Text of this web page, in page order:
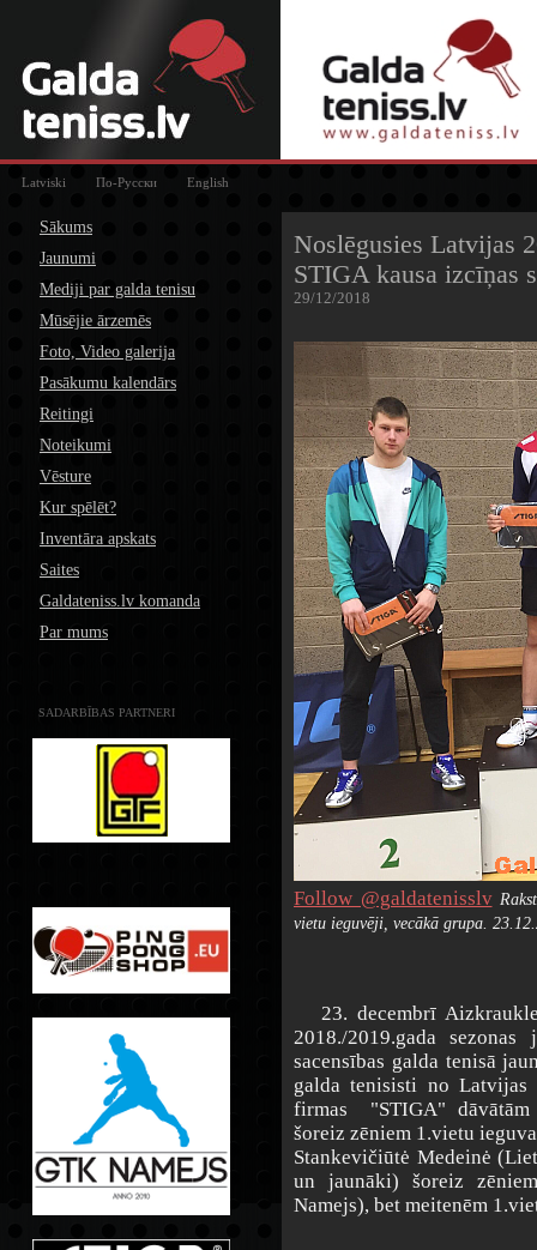
Latviski По-Русски English
Sākums
Jaunumi
Mediji par galda tenisu
Mūsējie ārzemēs
Foto, Video galerija
Pasākumu kalendārs
Reitingi
Noteikumi
Vēsture
Kur spēlēt?
Inventāra apskats
Saites
Galdateniss.lv komanda
Par mums
SADARBĪBAS PARTNERI
Noslēgusies Latvijas
STIGA kausa izcīņas
29/12/2018
Follow @galdatenisslv
vietu ieguvēji, vecākā grupa.
23. decembrī
2018./2019.gada
sacensības galda tenisā
galda tenisisti no Latvijas
firmas "STIGA" dāvātām
šoreiz zēniem 1.vietu
Stankevičiūtė Medeinė
un jaunāki) šoreiz
Namejs), bet meitenēm